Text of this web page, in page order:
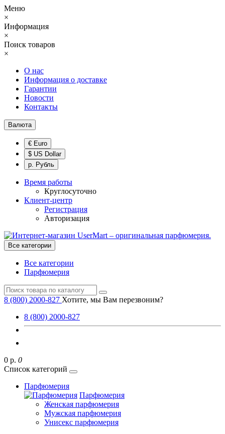
Меню
×
Информация
×
Поиск товаров
×
О нас
Информация о доставке
Гарантии
Новости
Контакты
Валюта
€ Euro
$ US Dollar
р. Рубль
Время работы
Круглосуточно
Клиент-центр
Регистрация
Авторизация
Все категории
Все категории
Парфюмерия
8 (800) 2000-827 Хотите, мы Вам перезвоним?
8 (800) 2000-827
0 р. 0
Список категорий
Парфюмерия
Парфюмерия
Женская парфюмерия
Мужская парфюмерия
Унисекс парфюмерия